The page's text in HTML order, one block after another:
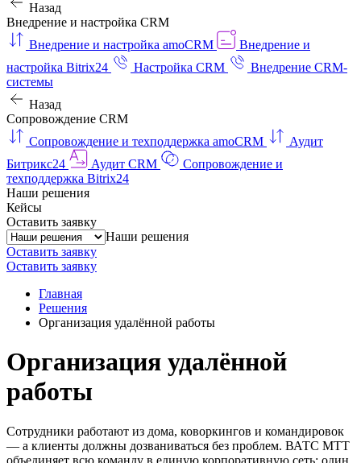
Назад
Внедрение и настройка CRM
Внедрение и настройка amoCRM
Внедрение и
настройка Bitrix24
Настройка CRM
Внедрение CRM-
системы
Назад
Сопровождение CRM
Сопровождение и техподдержка amoCRM
Аудит
Битрикс24
Аудит CRM
Сопровождение и
техподдержка Bitrix24
Наши решения
Кейсы
Оставить заявку
Наши решения
Оставить заявку
Оставить заявку
Главная
Решения
Организация удалённой работы
Организация удалённой
работы
Сотрудники работают из дома, коворкингов и командировок
— а клиенты должны дозваниваться без проблем. ВАТС МТТ
объединяет всю команду в единую корпоративную сеть: один